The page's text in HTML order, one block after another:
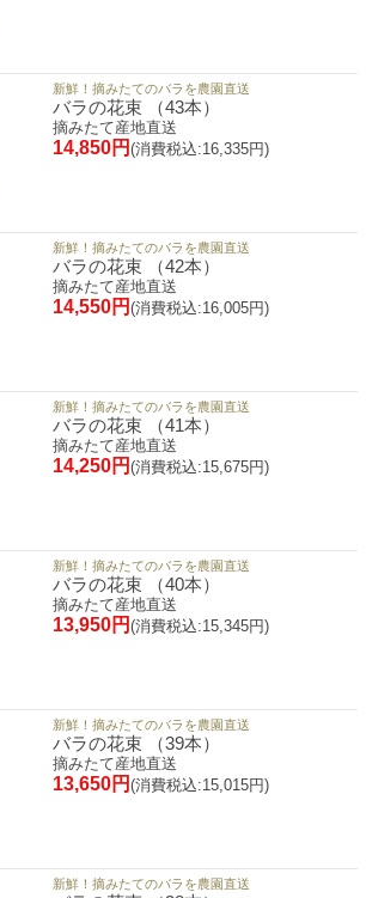
新鮮！摘みたてのバラを農園直送
バラの花束 （43本）
摘みたて産地直送
14,850円 (消費税込:16,335円)
新鮮！摘みたてのバラを農園直送
バラの花束 （42本）
摘みたて産地直送
14,550円 (消費税込:16,005円)
新鮮！摘みたてのバラを農園直送
バラの花束 （41本）
摘みたて産地直送
14,250円 (消費税込:15,675円)
新鮮！摘みたてのバラを農園直送
バラの花束 （40本）
摘みたて産地直送
13,950円 (消費税込:15,345円)
新鮮！摘みたてのバラを農園直送
バラの花束 （39本）
摘みたて産地直送
13,650円 (消費税込:15,015円)
新鮮！摘みたてのバラを農園直送